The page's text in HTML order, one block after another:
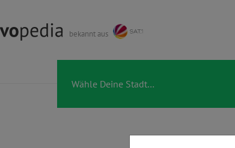
bekannt aus